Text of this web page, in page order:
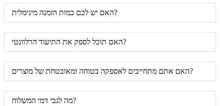
האם יש לכם כמות הזמנה מינימלית?
האם תוכל לספק את התיעוד הרלוונטי?
האם אתם מתחייבים לאספקה ​​בטוחה ומאובטחת של מוצרים?
מה לגבי דמי המשלוח?